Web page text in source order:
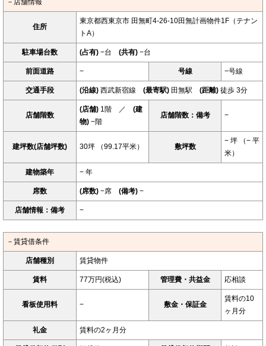
－店舗情報
住所
東京都西東京市 田無町4-26-10田無計画物件1F（テナン
トA）
駐車場台数 (占有) −台 (共有) −台
前面道路 − 号線 −号線
交通手段 (沿線) 西武新宿線 (最寄駅) 田無駅 (距離) 徒歩 3分
店舗階数
(店舗) 1階 ／ (建
物) −階
店舗階数：備考 −
建坪数(店舗坪数) 30坪 （99.17平米） 敷坪数
− 坪 （− 平
米）
建物築年 − 年
席数 (席数) −席 (備考) −
店舗情報：備考 −
－賃貸借条件
店舗種別 賃貸物件
賃料 77万円(税込) 管理費・共益金 応相談
看板使用料 − 敷金・保証金
賃料の10
ヶ月分
礼金 賃料の2ヶ月分